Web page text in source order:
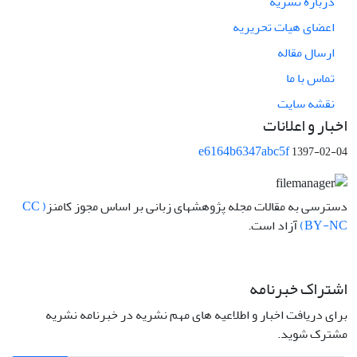
اعضای هیات تحریریه
ارسال مقاله
تماس با ما
نقشه سایت
اخبار و اعلانات
e6164b6347abc5f1397-02-04
دسترسی به مقالات مجله پژوهشهای زبانی بر اساس مجوز کامنز ( CC
BY-NC) آزاد است.
اشتراک خبرنامه
برای دریافت اخبار و اطلاعیه های مهم نشریه در خبرنامه نشریه
مشترک شوید.